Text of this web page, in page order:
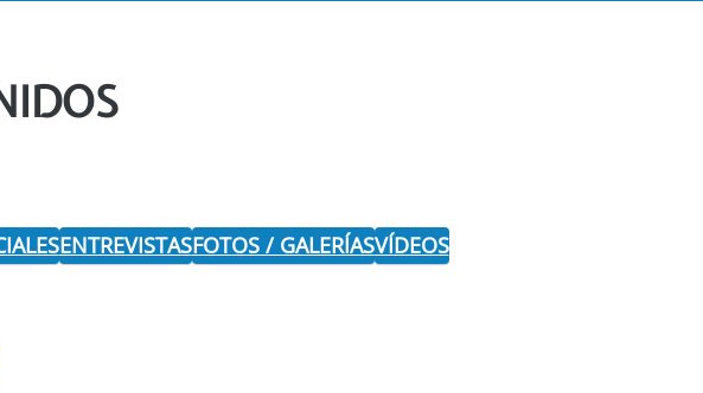
ENTREVISTASFOTOS / GALERÍASVÍDEOS